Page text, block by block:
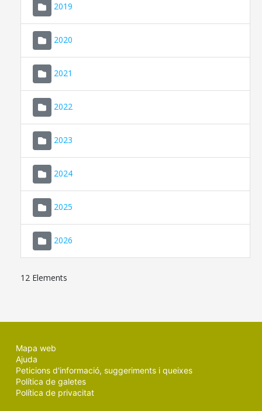
2019
2020
2021
2022
2023
2024
2025
2026
12 Elements
Mapa web
Ajuda
Peticions d'informació, suggeriments i queixes
Política de galetes
Política de privacitat